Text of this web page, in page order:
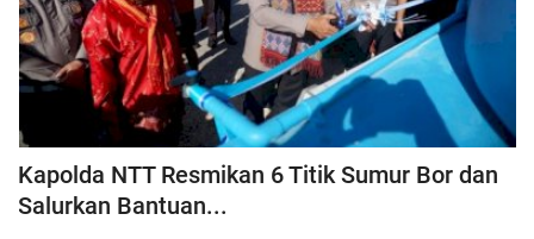
Kapolda NTT Resmikan 6 Titik Sumur Bor dan
Salurkan Bantuan...